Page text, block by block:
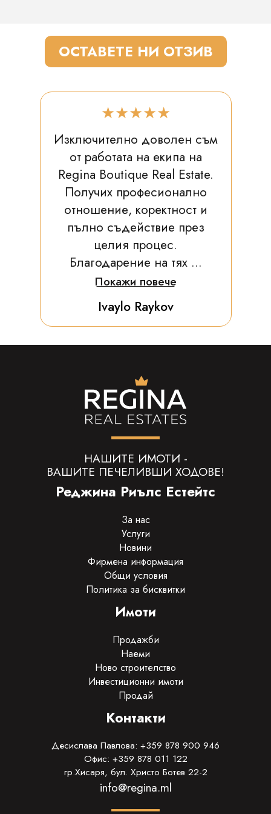
ОСТАВЕТЕ НИ ОТЗИВ
★★★★★
Изключително доволен съм
от работата на екипа на
Regina Boutique Real Estate.
Получих професионално
отношение, коректност и
пълно съдействие през
целия процес.
Благодарение на тях ...
Покажи повече
Ivaylo Raykov
НАШИТЕ ИМОТИ -
ВАШИТЕ ПЕЧЕЛИВШИ ХОДОВЕ!
Реджина Риълс Естейтс
За нас
Услуги
Новини
Фирмена информация
Общи условия
Политика за бисквитки
Имоти
Продажби
Наеми
Ново строителство
Инвестиционни имоти
Продай
Контакти
Десислава Павлова: +359 878 900 946
Офис: +359 878 011 122
гр.Хисаря, бул. Христо Ботев 22-2
info@regina.ml